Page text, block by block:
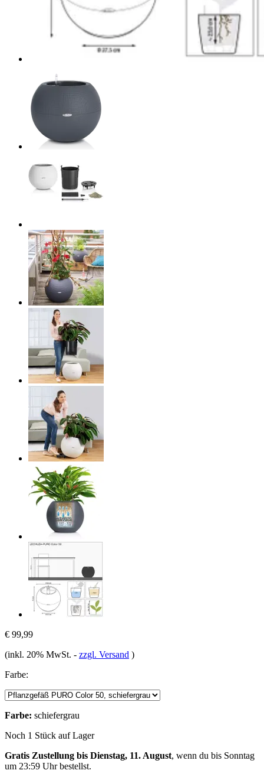
€ 99,99
(inkl. 20% MwSt. - zzgl. Versand )
Farbe:
Farbe: schiefergrau
Noch 1 Stück auf Lager
Gratis Zustellung bis Dienstag, 11. August, wenn du bis Sonntag
um 23:59 Uhrbestellst.